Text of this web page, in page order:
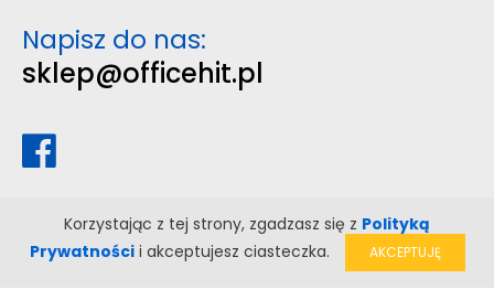
Napisz do nas:
sklep@officehit.pl
Korzystając z tej strony, zgadzasz się z Polityką
Prywatnościi akceptujesz ciasteczka. AKCEPTUJĘ